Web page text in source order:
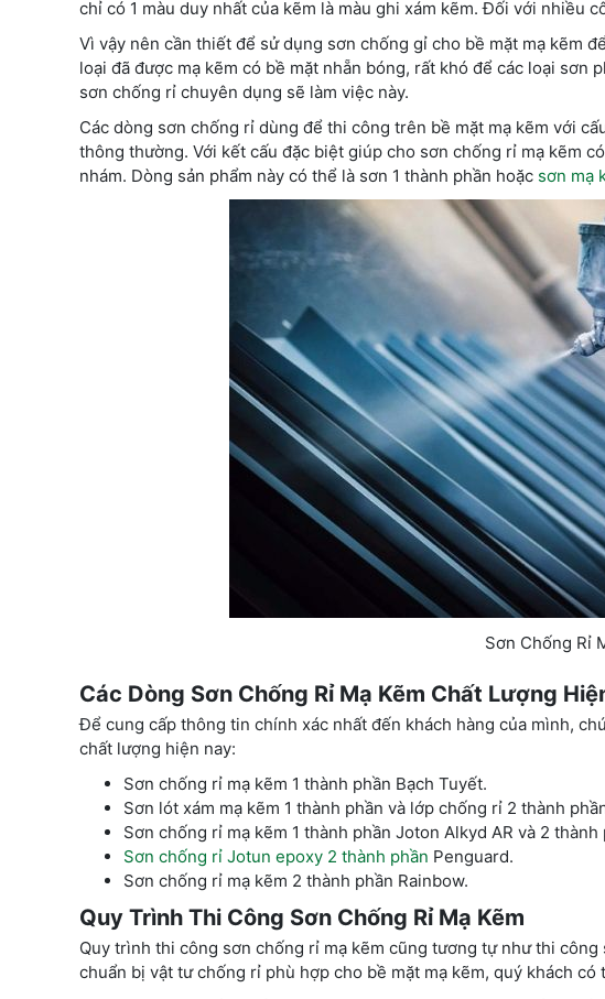
chỉ có 1 màu duy nhất của kẽm là màu ghi xám kẽm. Đối với nhiều
Vì vậy nên cần thiết để sử dụng sơn chống gỉ cho bề mặt mạ kẽm
loại đã được mạ kẽm có bề mặt nhẵn bóng, rất khó để các loại sơn
sơn chống rỉ chuyên dụng sẽ làm việc này.
Các dòng sơn chống rỉ dùng để thi công trên bề mặt mạ kẽm với
thông thường. Với kết cấu đặc biệt giúp cho sơn chống rỉ mạ kẽm
nhám. Dòng sản phẩm này có thể là sơn 1 thành phần hoặc sơn mạ
Sơn Chống Rỉ
Các Dòng Sơn Chống Rỉ Mạ Kẽm Chất Lượng
Để cung cấp thông tin chính xác nhất đến khách hàng của mình,
chất lượng hiện nay:
Sơn chống rỉ mạ kẽm 1 thành phần Bạch Tuyết.
Sơn lót xám mạ kẽm 1 thành phần và lớp chống rỉ 2 thành
Sơn chống rỉ mạ kẽm 1 thành phần Joton Alkyd AR và 2
Sơn chống rỉ Jotun epoxy 2 thành phần Penguard.
Sơn chống rỉ mạ kẽm 2 thành phần Rainbow.
Quy Trình Thi Công Sơn Chống Rỉ Mạ Kẽm
Quy trình thi công sơn chống rỉ mạ kẽm cũng tương tự như thi
chuẩn bị vật tư chống rỉ phù hợp cho bề mặt mạ kẽm, quý khách